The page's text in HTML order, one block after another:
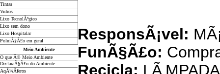
Tintas
Vidros
Lixo TecnolÃ³gico
Lixo sem dono
Lixo Hospitalar
PoluiÃ§Ã£o em geral
Meio Ambiente
O que Ã© Meio Ambiente
DeclaraÃ§Ã£o do Ambiente
AqÃ¼Ã­feros
ResponsÃ¡vel:
FunÃ§Ã£o:
Recicla: